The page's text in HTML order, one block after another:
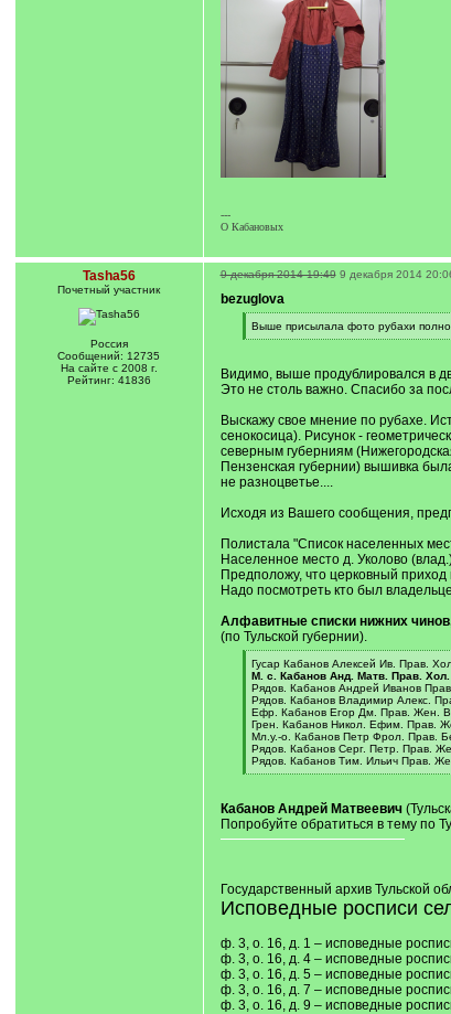
---
О Кабановых
Tasha56
Почетный учаcтник
Россия
Сообщений: 12735
На сайте с 2008 г.
Рейтинг: 41836
9 декабря 2014 19:49 9 декабря 2014
bezuglova
[
q
Выше присылала фото рубахи
[
]
Видимо, выше продублировался в
Это не столь важно. Спасибо за
Выскажу свое мнение по рубахе.
сенокосица). Рисунок -
северным губерниям
Пензенская губернии) вышивка
не разноцветье....
Исходя из Вашего сообщения,
Полистала "Список населенных
Населенное место д. Уколово
Предположу, что церковный
Надо посмотреть кто был
Алфавитные списки нижних
(по Тульской губернии).
[
q
]
Гусар Кабанов Алексей Ив. Прав.
М. с. Кабанов Анд. Матв. Прав.
Рядов. Кабанов Андрей Иванов
Рядов. Кабанов Владимир Алекс.
Ефр. Кабанов Егор Дм. Прав. Жен.
Грен. Кабанов Никол. Ефим. Прав.
Мл.у.‐о. Кабанов Петр Фрол. Прав.
Рядов. Кабанов Серг. Петр. Прав.
Рядов. Кабанов Тим. Ильич Прав.
[
]
Кабанов Андрей Матвеевич
Попробуйте обратиться в тему по
Государственный архив Тульской
Исповедные росписи
ф. 3, о. 16, д. 1 – исповедные
ф. 3, о. 16, д. 4 – исповедные
ф. 3, о. 16, д. 5 – исповедные
ф. 3, о. 16, д. 7 – исповедные
ф. 3, о. 16, д. 9 – исповедные